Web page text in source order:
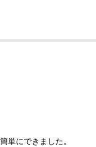
単にできました。